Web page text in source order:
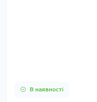
В наявності